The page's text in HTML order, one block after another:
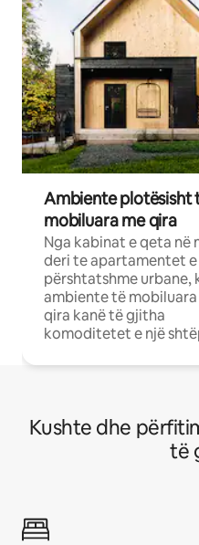
Ambiente plotësisht
mobiluara me qira
Nga kabinat e qeta në
deri te apartamentet e
përshtatshme urbane,
ambiente të mobiluara
qira kanë të gjitha
komoditetet e një
Kushte dhe
të